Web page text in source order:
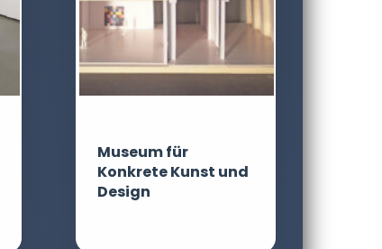
Museum für
Konkrete Kunst und
Design